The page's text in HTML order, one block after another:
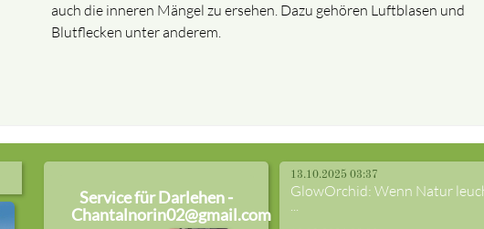
auch die inneren Mängel zu ersehen. Dazu gehören Luftblasen und
Blutflecken unter anderem.
Service für Darlehen -
Chantalnorin02@gmail.com
13.10.2025 03:37
GlowOrchid: Wenn Natur
...